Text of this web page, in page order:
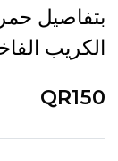
بتفاصيل
الكريب
QR150